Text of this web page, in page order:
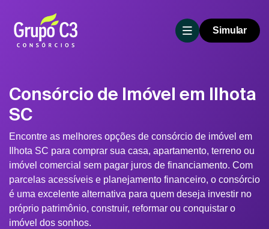
Simular
Consórcio de Imóvel em Ilhota
SC
Encontre as melhores opções de consórcio de imóvel em
Ilhota SC para comprar sua casa, apartamento, terreno ou
imóvel comercial sem pagar juros de financiamento. Com
parcelas acessíveis e planejamento financeiro, o consórcio
é uma excelente alternativa para quem deseja investir no
próprio patrimônio, construir, reformar ou conquistar o
imóvel dos sonhos.